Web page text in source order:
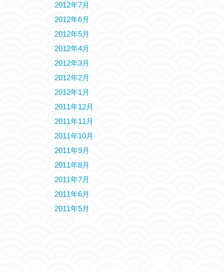
2012年7月
2012年6月
2012年5月
2012年4月
2012年3月
2012年2月
2012年1月
2011年12月
2011年11月
2011年10月
2011年9月
2011年8月
2011年7月
2011年6月
2011年5月